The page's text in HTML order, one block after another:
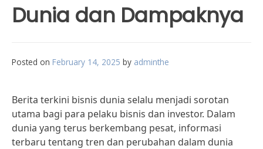
Dunia dan Dampaknya
Posted on February 14, 2025 by adminthe
Berita terkini bisnis dunia selalu menjadi sorotan
utama bagi para pelaku bisnis dan investor. Dalam
dunia yang terus berkembang pesat, informasi
terbaru tentang tren dan perubahan dalam dunia